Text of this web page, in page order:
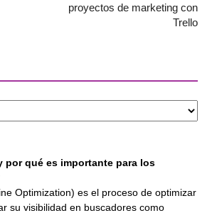
proyectos de marketing con
Trello
por qué es importante para los
Optimization) es el proceso de optimizar
su visibilidad en buscadores como